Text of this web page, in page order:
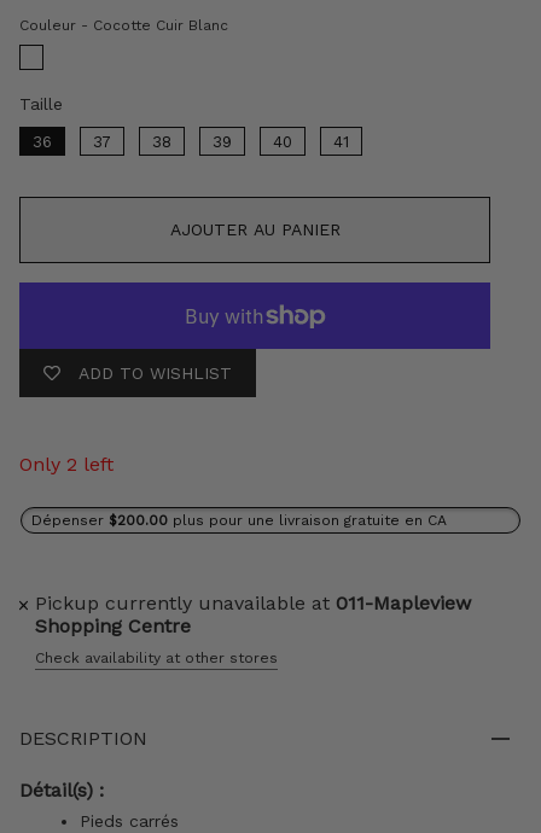
Couleur - Cocotte Cuir Blanc
Taille
36 37 38 39 40 41
AJOUTER AU PANIER
ADD TO WISHLIST
Only 2 left
Dépenser $200.00 plus pour une livraison gratuite en CA
Pickup currently unavailable at 011-Mapleview
Shopping Centre
Check availability at other stores
DESCRIPTION
Détail(s) :
Pieds carrés